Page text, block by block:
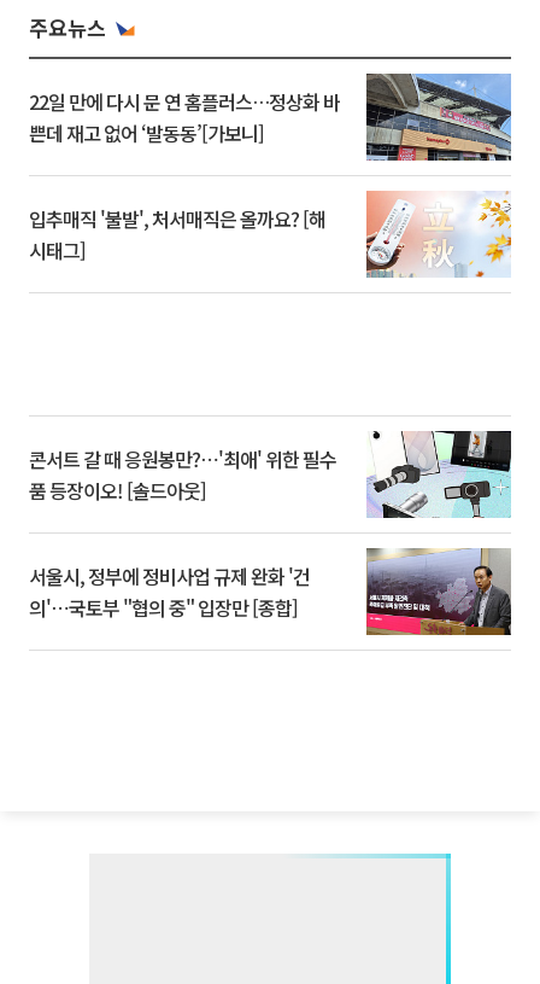
주요뉴스
22일 만에 다시 문 연 홈플러스…정상화 바
쁜데 재고 없어 ‘발동동’[가보니]
입추매직 '불발', 처서매직은 올까요? [해
시태그]
콘서트 갈 때 응원봉만?⋯'최애' 위한 필수
품 등장이오! [솔드아웃]
서울시, 정부에 정비사업 규제 완화 '건
의'⋯국토부 "협의 중" 입장만 [종합]